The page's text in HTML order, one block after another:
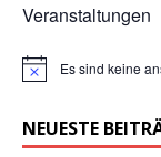
Veranstaltungen
H
w
e
Es sind keine
NEUESTE